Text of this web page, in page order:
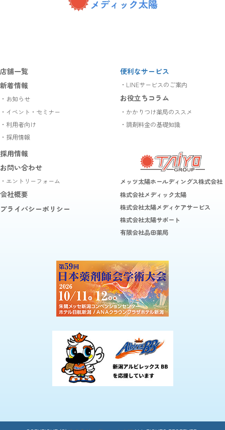
店舗一覧
新着情報
・お知らせ
・イベント・セミナー
・利用者向け
・採用情報
便利なサービス
・LINEサービスのご案内
お役立ちコラム
・かかりつけ薬局のススメ
・調剤料金の基礎知識
採用情報
お問い合わせ
・エントリーフォーム
会社概要
プライバシーポリシー
メッツ太陽ホールディングス株式会社
株式会社メディック太陽
株式会社太陽メディケアサービス
株式会社太陽サポート
有限会社品田薬局